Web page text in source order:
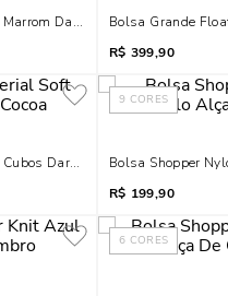
Dark Alça De Ombro
Bolsa Grande
R$ 399,90
Dark Cocoa
9 CORES
Bolsa Shopper
R$ 199,90
6 CORES